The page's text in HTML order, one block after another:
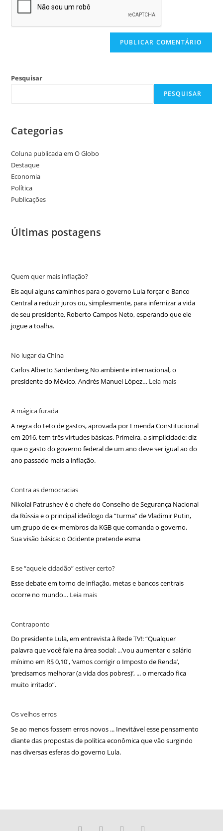
Pesquisar
PESQUISAR
Categorias
Coluna publicada em O Globo
Destaque
Economia
Política
Publicações
Últimas postagens
Quem quer mais inflação?
Eis aqui alguns caminhos para o governo Lula forçar o Banco
Central a reduzir juros ou, simplesmente, para infernizar a vida
de seu presidente, Roberto Campos Neto, esperando que ele
jogue a toalha.
No lugar da China
Carlos Alberto Sardenberg No ambiente internacional, o
presidente do México, Andrés Manuel López… Leia mais
A mágica furada
A regra do teto de gastos, aprovada por Emenda Constitucional
em 2016, tem três virtudes básicas. Primeira, a simplicidade: diz
que o gasto do governo federal de um ano deve ser igual ao do
ano passado mais a inflação.
Contra as democracias
Nikolai Patrushev é o chefe do Conselho de Segurança Nacional
da Rússia e o principal ideólogo da “turma” de Vladimir Putin,
um grupo de ex-membros da KGB que comanda o governo.
Sua visão básica: o Ocidente pretende esma
E se “aquele cidadão” estiver certo?
Esse debate em torno de inflação, metas e bancos centrais
ocorre no mundo… Leia mais
Contraponto
Do presidente Lula, em entrevista à Rede TV!: “Qualquer
palavra que você fale na área social: ...‘vou aumentar o salário
mínimo em R$ 0,10′, ‘vamos corrigir o Imposto de Renda’,
‘precisamos melhorar (a vida dos pobres)’, ... o mercado fica
muito irritado”.
Os velhos erros
Se ao menos fossem erros novos ... Inevitável esse pensamento
diante das propostas de política econômica que vão surgindo
nas diversas esferas do governo Lula.